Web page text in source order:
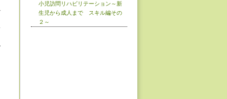
小児訪問リハビリテーション～新
生児から成人まで スキル編その
２～